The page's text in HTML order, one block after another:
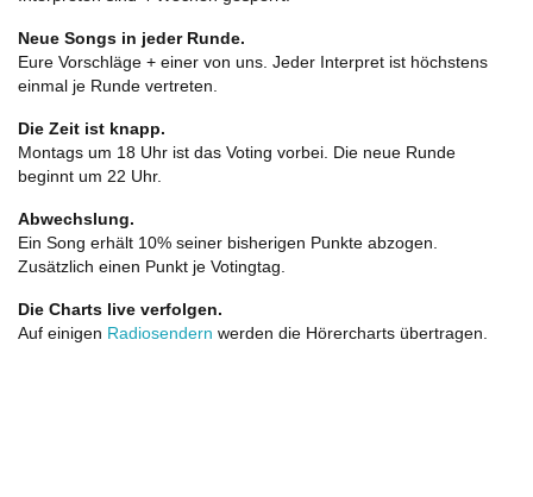
Neue Songs in jeder Runde.
Eure Vorschläge + einer von uns. Jeder Interpret ist höchstens
einmal je Runde vertreten.
Die Zeit ist knapp.
Montags um 18 Uhr ist das Voting vorbei. Die neue Runde
beginnt um 22 Uhr.
Abwechslung.
Ein Song erhält 10% seiner bisherigen Punkte abzogen.
Zusätzlich einen Punkt je Votingtag.
Die Charts live verfolgen.
Auf einigen Radiosendern werden die Hörercharts übertragen.